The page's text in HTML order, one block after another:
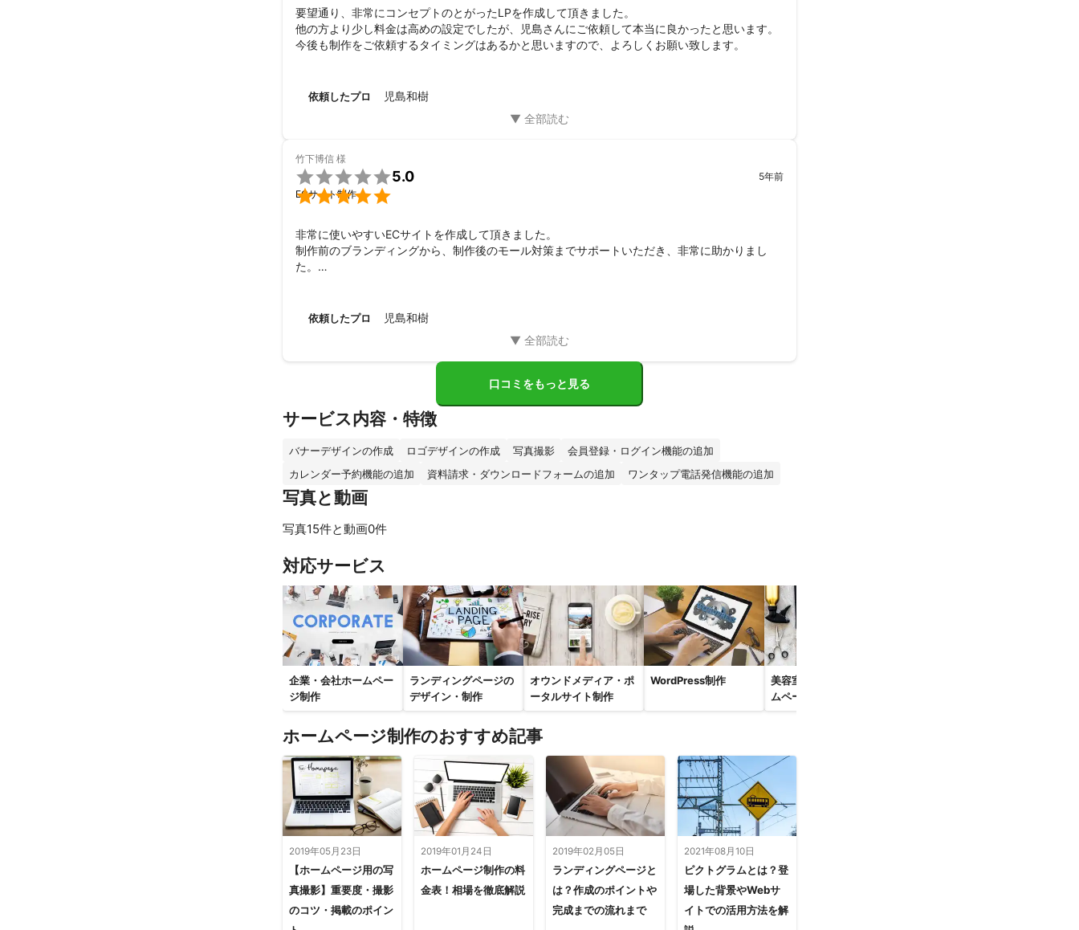
要望通り、非常にコンセプトのとがったLPを作成して頂きました。
他の方より少し料金は高めの設定でしたが、児島さんにご依頼して本当に良かったと思います。
今後も制作をご依頼するタイミングはあるかと思いますので、よろしくお願い致します。
依頼したプロ 児島和樹
竹下博信 様


5.0
ECサイト制作
5年前
非常に使いやすいECサイトを作成して頂きました。
制作前のブランディングから、制作後のモール対策までサポートいただき、非常に助かりまし
た。
依頼したプロ 児島和樹
口コミをもっと見る
サービス内容・特徴
バナーデザインの作成 ロゴデザインの作成 写真撮影
会員登録・ログイン機能の追加
カレンダー予約機能の追加
資料請求・ダウンロードフォームの追加 ワンタップ電話発信機能の追加
写真と動画
写真15件と動画0件
対応サービス
企業・会社ホームペー
ジ制作
ランディングページの
デザイン・制作
オウンドメディア・ポ
ータルサイト制作
WordPress制作
美容室・サロンのホー
ムページ制作
ホームページ制作のおすすめ記事
2019年05月23日
【ホームページ用の写
真撮影】重要度・撮影
のコツ・掲載のポイン
2019年01月24日
ホームページ制作の料
金表！相場を徹底解説
2019年02月05日
ランディングページと
は？作成のポイントや
完成までの流れまで
2021年08月10日
ピクトグラムとは？登
場した背景やWebサ
イトでの活用方法を解